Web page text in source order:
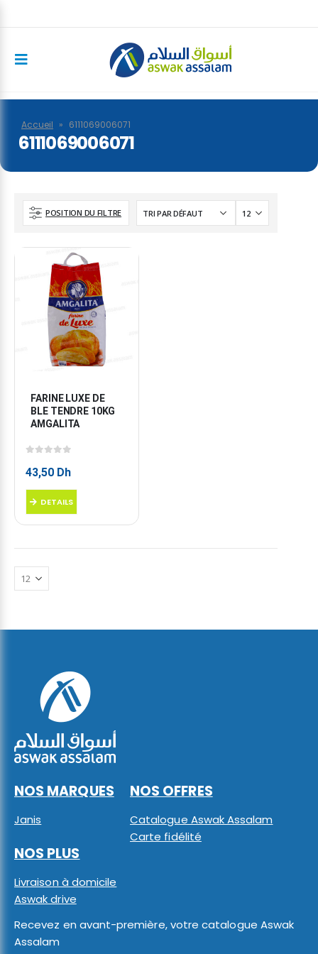
Accueil » 6111069006071
6111069006071
POSITION DU FILTRE
FARINE LUXE DE
BLE TENDRE 10KG
AMGALITA
43,50 Dh
DETAILS
NOS MARQUES
Janis
NOS OFFRES
Catalogue Aswak Assalam
Carte fidélité
NOS PLUS
Livraison à domicile
Aswak drive
Recevez en avant-première, votre catalogue Aswak
Assalam